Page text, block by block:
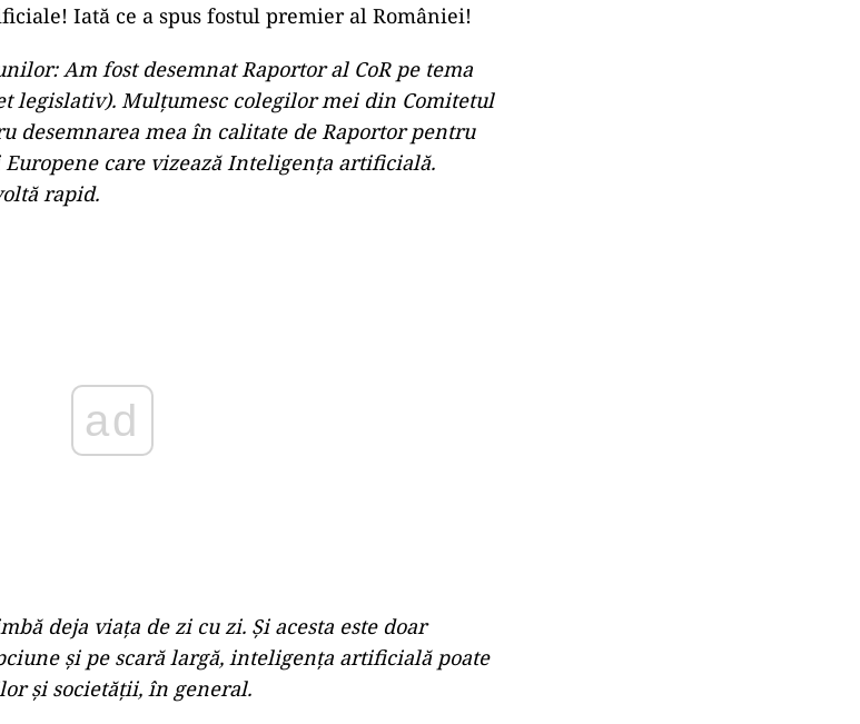
Iată ce a spus fostul premier al României!
Am fost desemnat Raportor al CoR pe tema
legislativ). Mulțumesc colegilor mei din Comitetul
desemnarea mea în calitate de Raportor pentru
care vizează Inteligența artificială.
rapid.
deja viața de zi cu zi. Și acesta este doar
și pe scară largă, inteligența artificială poate
și societății, în general.